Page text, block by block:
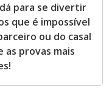
para se divertir
que é impossível
ou do casal
as provas mais